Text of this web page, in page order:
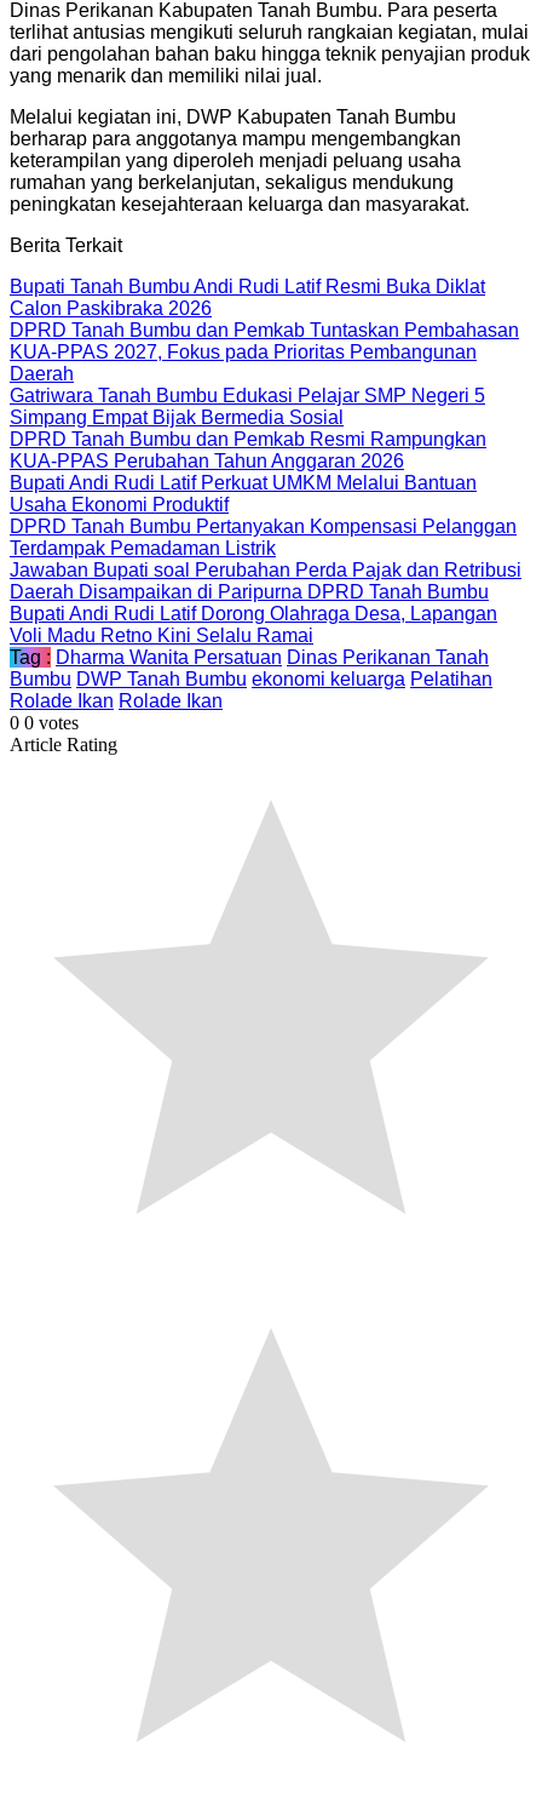
Dinas Perikanan Kabupaten Tanah Bumbu. Para peserta
terlihat antusias mengikuti seluruh rangkaian kegiatan, mulai
dari pengolahan bahan baku hingga teknik penyajian produk
yang menarik dan memiliki nilai jual.
Melalui kegiatan ini, DWP Kabupaten Tanah Bumbu
berharap para anggotanya mampu mengembangkan
keterampilan yang diperoleh menjadi peluang usaha
rumahan yang berkelanjutan, sekaligus mendukung
peningkatan kesejahteraan keluarga dan masyarakat.
Berita Terkait
Bupati Tanah Bumbu Andi Rudi Latif Resmi Buka Diklat
Calon Paskibraka 2026
DPRD Tanah Bumbu dan Pemkab Tuntaskan Pembahasan
KUA-PPAS 2027, Fokus pada Prioritas Pembangunan
Daerah
Gatriwara Tanah Bumbu Edukasi Pelajar SMP Negeri 5
Simpang Empat Bijak Bermedia Sosial
DPRD Tanah Bumbu dan Pemkab Resmi Rampungkan
KUA-PPAS Perubahan Tahun Anggaran 2026
Bupati Andi Rudi Latif Perkuat UMKM Melalui Bantuan
Usaha Ekonomi Produktif
DPRD Tanah Bumbu Pertanyakan Kompensasi Pelanggan
Terdampak Pemadaman Listrik
Jawaban Bupati soal Perubahan Perda Pajak dan Retribusi
Daerah Disampaikan di Paripurna DPRD Tanah Bumbu
Bupati Andi Rudi Latif Dorong Olahraga Desa, Lapangan
Voli Madu Retno Kini Selalu Ramai
Tag : Dharma Wanita Persatuan Dinas Perikanan Tanah
Bumbu DWP Tanah Bumbu ekonomi keluarga Pelatihan
Rolade Ikan Rolade Ikan
0 0 votes
Article Rating